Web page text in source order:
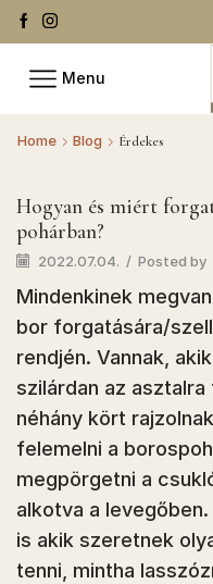
Menu
Home Blog Érdekes
Hogyan és miért
pohárban?
2022.07.04. / Posted by
Mindenkinek
bor forgatására/
rendjén. Vannak,
szilárdan az
néhány kört
felemelni a
megpörgetni a
alkotva a
is akik szeretnek
tenni, mintha